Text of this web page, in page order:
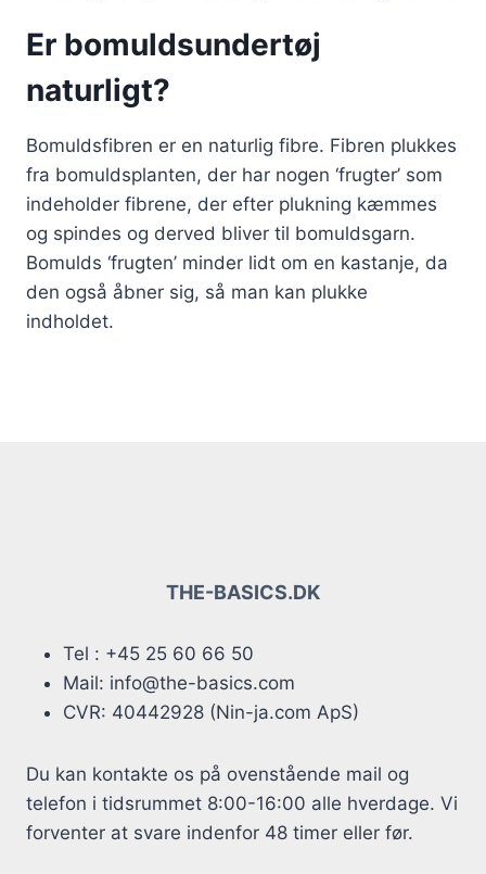
Er bomuldsundertøj
naturligt?
Bomuldsfibren er en naturlig fibre. Fibren plukkes
fra bomuldsplanten, der har nogen ‘frugter’ som
indeholder fibrene, der efter plukning kæmmes
og spindes og derved bliver til bomuldsgarn.
Bomulds ‘frugten’ minder lidt om en kastanje, da
den også åbner sig, så man kan plukke
indholdet.
THE-BASICS.DK
Tel : +45 25 60 66 50
Mail: info@the-basics.com
CVR: 40442928 (Nin-ja.com ApS)
Du kan kontakte os på ovenstående mail og
telefon i tidsrummet 8:00-16:00 alle hverdage. Vi
forventer at svare indenfor 48 timer eller før.